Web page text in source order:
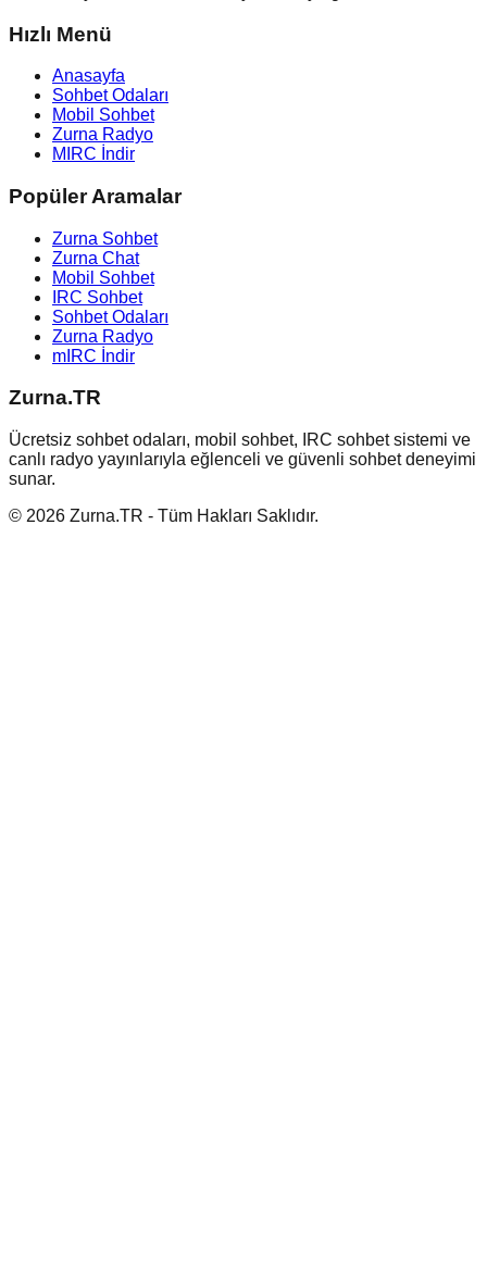
Hızlı Menü
Anasayfa
Sohbet Odaları
Mobil Sohbet
Zurna Radyo
MIRC İndir
Popüler Aramalar
Zurna Sohbet
Zurna Chat
Mobil Sohbet
IRC Sohbet
Sohbet Odaları
Zurna Radyo
mIRC İndir
Zurna.TR
Ücretsiz sohbet odaları, mobil sohbet, IRC sohbet sistemi ve
canlı radyo yayınlarıyla eğlenceli ve güvenli sohbet deneyimi
sunar.
© 2026 Zurna.TR - Tüm Hakları Saklıdır.